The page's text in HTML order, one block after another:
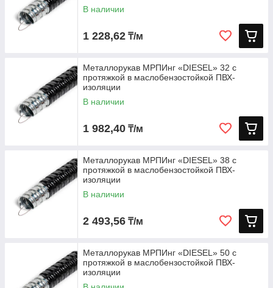
В наличии
1 228,62 ₸/м
Металлорукав МРПИнг «DIESEL» 32 с
протяжкой в маслобензостойкой ПВХ-
изоляции
В наличии
1 982,40 ₸/м
Металлорукав МРПИнг «DIESEL» 38 с
протяжкой в маслобензостойкой ПВХ-
изоляции
В наличии
2 493,56 ₸/м
Металлорукав МРПИнг «DIESEL» 50 с
протяжкой в маслобензостойкой ПВХ-
изоляции